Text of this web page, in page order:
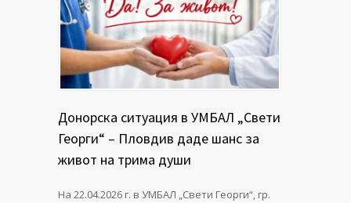
Донорска ситуация в УМБАЛ „Свети
Георги“ – Пловдив даде шанс за
живот на трима души
На 22.04.2026 г. в УМБАЛ „Свети Георги“, гр.